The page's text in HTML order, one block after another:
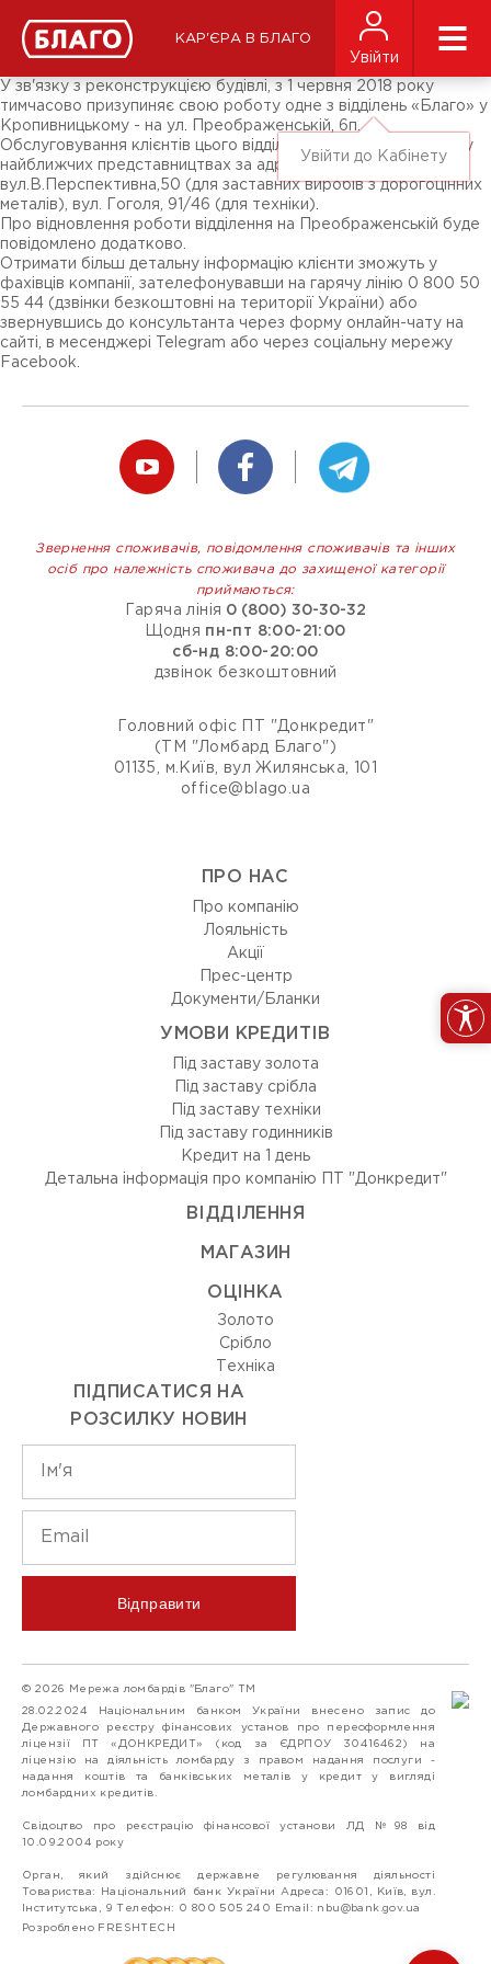
КАР'ЄРА В БЛАГО
Увійти
Увійти до Кабінету
ЗМІ про нас
Підписники соц-мереж
Ярмарки
У зв'язку з реконструкцією будівлі, з 1 червня 2018 року
тимчасово призупиняє свою роботу одне з відділень «Благо» у
Кропивницькому - на ул. Преображенській, 6п.
Обслуговування клієнтів цього відділення проводитиметься у
найближчих представництвах за адресами:
вул.В.Перспективна,50 (для заставних виробів з дорогоцінних
металів), вул. Гоголя, 91/46 (для техніки).
Про відновлення роботи відділення на Преображенській буде
повідомлено додатково.
Отримати більш детальну інформацію клієнти зможуть у
фахівців компанії, зателефонувавши на гарячу лінію 0 800 50
55 44 (дзвінки безкоштовні на території України) або
звернувшись до консультанта через форму онлайн-чату на
сайті, в месенджері Telegram або через соціальну мережу
Facebook.
Звернення споживачів, повідомлення споживачів та інших
осіб про належність споживача до захищеної категорії
приймаються:
Гаряча лінія 0 (800) 30-30-32
Щодня пн-пт 8:00-21:00
сб-нд 8:00-20:00
дзвінок безкоштовний
Головний офіс ПТ "Донкредит"
(ТМ "Ломбард Благо")
01135, м.Київ, вул Жилянська, 101
office@blago.ua
ПРО НАС
Про компанію
Лояльність
Акції
Прес-центр
Документи/Бланки
УМОВИ КРЕДИТІВ
Під заставу золота
Під заставу срібла
Під заставу техніки
Під заставу годинників
Кредит на 1 день
Детальна інформація про компанію ПТ "Донкредит"
ВIДДIЛЕННЯ
МАГАЗИН
ОЦIНКА
Золото
Срiбло
Технiка
ПІДПИСАТИСЯ НА
РОЗСИЛКУ НОВИН
Відправити
© 2026 Мережа ломбардів "Благо" ТМ
28.02.2024 Національним банком України внесено запис до
Державного реєстру фінансових установ про переоформлення
ліцензії ПТ «ДОНКРЕДИТ» (код за ЄДРПОУ 30416462) на
ліцензію на діяльність ломбарду з правом надання послуги -
надання коштів та банківських металів у кредит у вигляді
ломбардних кредитів.
Свідоцтво про реєстрацію фінансової установи ЛД №98 від
10.09.2004 року
Орган, який здійснює державне регулювання діяльності
Товариства: Національний банк України Адреса: 01601, Київ, вул.
Інститутська, 9 Телефон: 0 800 505 240 Email: nbu@bank.gov.ua
Розроблено FRESHTECH